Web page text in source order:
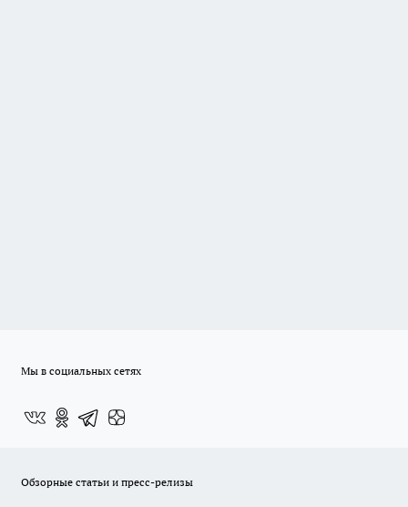
Мы в социальных сетях
Обзорные статьи и пресс-релизы